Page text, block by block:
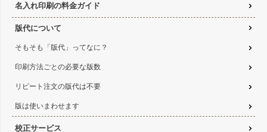
名入れ印刷の料金ガイド
版代について
そもそも「版代」ってなに？
印刷方法ごとの必要な版数
リピート注文の版代は不要
版は使いまわせます
校正サービス